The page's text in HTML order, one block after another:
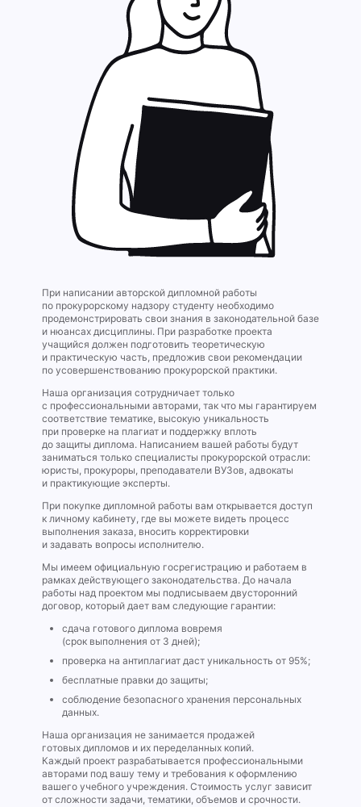
При написании авторской дипломной работы
по прокурорскому надзору студенту необходимо
продемонстрировать свои знания в законодательной базе
и нюансах дисциплины. При разработке проекта
учащийся должен подготовить теоретическую
и практическую часть, предложив свои рекомендации
по усовершенствованию прокурорской практики.
Наша организация сотрудничает только
с профессиональными авторами, так что мы гарантируем
соответствие тематике, высокую уникальность
при проверке на плагиат и поддержку вплоть
до защиты диплома. Написанием вашей работы будут
заниматься только специалисты прокурорской отрасли:
юристы, прокуроры, преподаватели ВУЗов, адвокаты
и практикующие эксперты.
При покупке дипломной работы вам открывается доступ
к личному кабинету, где вы можете видеть процесс
выполнения заказа, вносить корректировки
и задавать вопросы исполнителю.
Мы имеем официальную госрегистрацию и работаем в
рамках действующего законодательства. До начала
работы над проектом мы подписываем двусторонний
договор, который дает вам следующие гарантии:
сдача готового диплома вовремя
(срок выполнения от 3 дней);
проверка на антиплагиат даст уникальность от 95%;
бесплатные правки до защиты;
соблюдение безопасного хранения персональных
данных.
Наша организация не занимается продажей
готовых дипломов и их переделанных копий.
Каждый проект разрабатывается профессиональными
авторами под вашу тему и требования к оформлению
вашего учебного учреждения. Стоимость услуг зависит
от сложности задачи, тематики, объемов и срочности.